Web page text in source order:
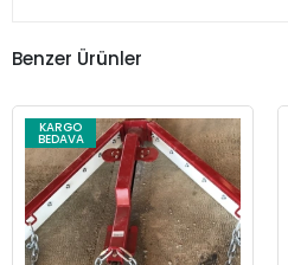
Benzer Ürünler
KARGO
BEDAVA